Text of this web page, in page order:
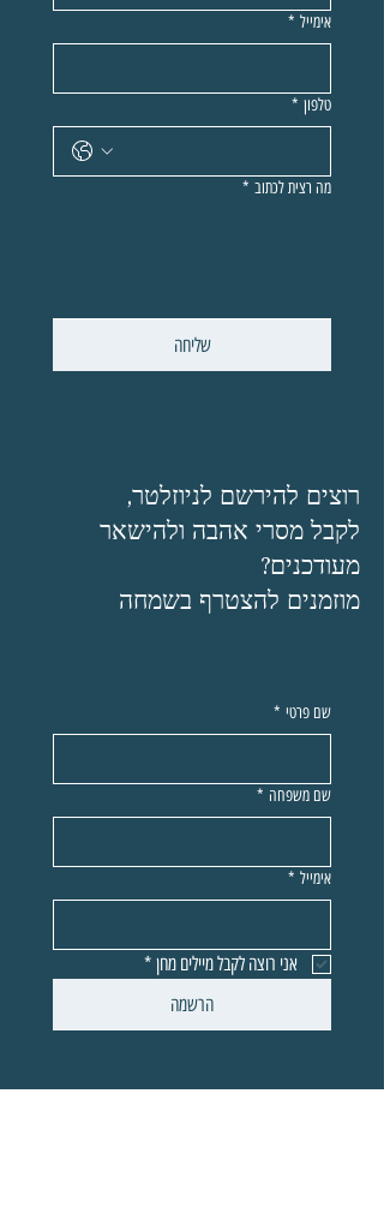
אימייל *
טלפון *
מה רצית לכתוב *
שליחה
רוצים להירשם לניוזלטר,
לקבל מסרי אהבה ולהישאר
מעודכנים?
מוזמנים להצטרף בשמחה
שם פרטי *
שם משפחה *
אימייל *
אני רוצה לקבל מיילים מחן *
הרשמה